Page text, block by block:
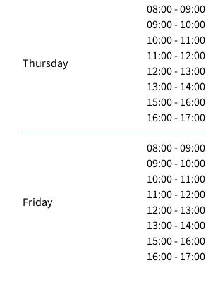
Thursday
08:00 - 09:00
09:00 - 10:00
10:00 - 11:00
11:00 - 12:00
12:00 - 13:00
13:00 - 14:00
15:00 - 16:00
16:00 - 17:00
Friday
08:00 - 09:00
09:00 - 10:00
10:00 - 11:00
11:00 - 12:00
12:00 - 13:00
13:00 - 14:00
15:00 - 16:00
16:00 - 17:00